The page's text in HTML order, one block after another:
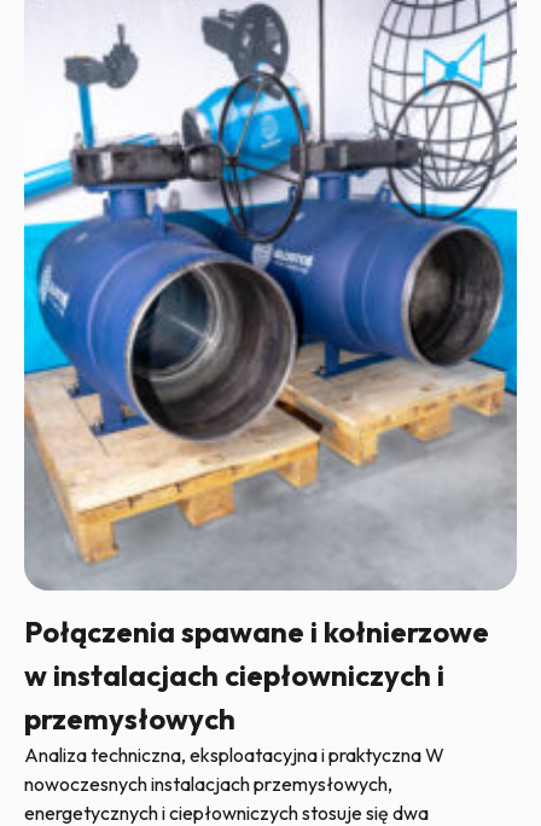
Połączenia spawane i kołnierzowe
w instalacjach ciepłowniczych i
przemysłowych
Analiza techniczna, eksploatacyjna i praktyczna W
nowoczesnych instalacjach przemysłowych,
energetycznych i ciepłowniczych stosuje się dwa